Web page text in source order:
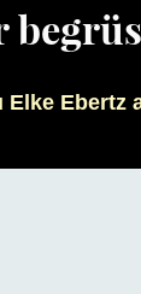
Elke Ebertz